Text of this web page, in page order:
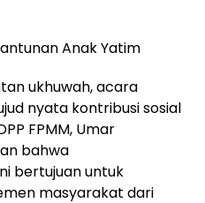
Anak Yatim
ukhuwah, acara
nyata kontribusi sosial
FPMM, Umar
bahwa
bertujuan untuk
masyarakat dari